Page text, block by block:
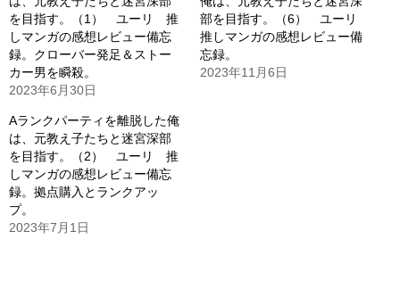
を目指す。（1） ユーリ 推
しマンガの感想レビュー備忘
録。クローバー発足＆ストー
カー男を瞬殺。
2023年6月30日
部を目指す。（6） ユーリ
推しマンガの感想レビュー備
忘録。
2023年11月6日
Aランクパーティを離脱した俺
は、元教え子たちと迷宮深部
を目指す。（2） ユーリ 推
しマンガの感想レビュー備忘
録。拠点購入とランクアッ
プ。
2023年7月1日